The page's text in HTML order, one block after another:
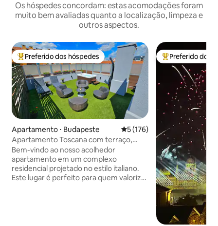
Os hóspedes concordam: estas acomodações foram
muito bem avaliadas quanto a localização, limpeza e
outros aspectos.
Entre os melhores preferidos dos hóspedes
Preferido dos hóspedes
Apartamento ⋅ Budapeste 5 de uma avaliação média de
5 (176)
Apartamento Toscana com terraço,
jacuzzi e estacionamento gratuito
Bem-vindo ao nosso acolhedor
apartamento em um complexo
residencial projetado no estilo italiano.
Este lugar é perfeito para quem valoriza
Entre os
Preferido dos